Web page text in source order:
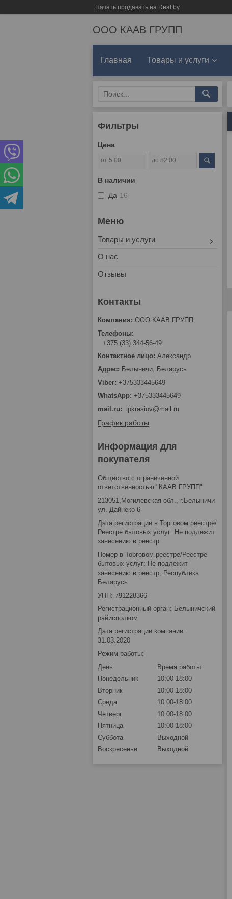
Начать продавать на Deal.by
ООО КААВ ГРУПП
Главная Товары и услуги
Фильтры
Цена
В наличии
Да 16
Товары и услуги
О нас
Отзывы
ООО КААВ ГРУПП
+375 (33) 344-56-49
Александр
Белыничи, Беларусь
+375333445649
+375333445649
mail.ru
ipkrasiov@mail.ru
График работы
Информация для
покупателя
Общество с ограниченной
ответственностью "КААВ ГРУПП"
213051,Могилевская обл., г.Белыничи
ул. Дайнеко 6
Дата регистрации в Торговом реестре/
Реестре бытовых услуг: Не подлежит
занесению в реестр
Номер в Торговом реестре/Реестре
бытовых услуг: Не подлежит
занесению в реестр, Республика
Беларусь
УНП: 791228366
Регистрационный орган: Белыничский
райисполком
Дата регистрации компании:
31.03.2020
Режим работы:
День
Время работы
Понедельник
10:00-18:00
Вторник
10:00-18:00
Среда
10:00-18:00
Четверг
10:00-18:00
Пятница
10:00-18:00
Суббота
Выходной
Воскресенье
Выходной